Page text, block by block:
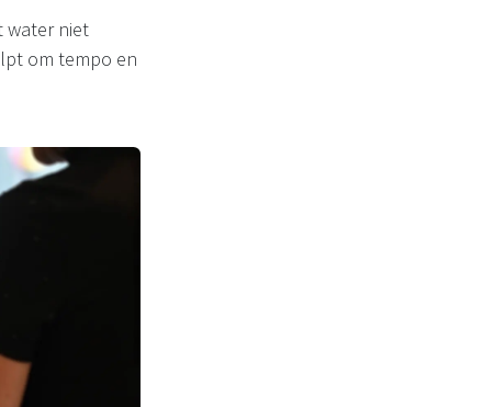
water niet
om tempo en